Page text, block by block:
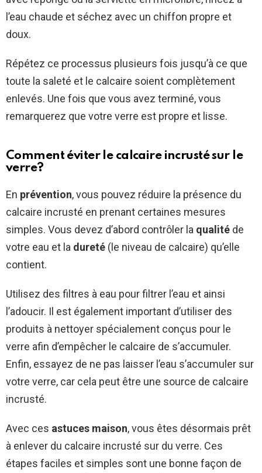
l’eau chaude et séchez avec un chiffon propre et
doux.
Répétez ce processus plusieurs fois jusqu’à ce que
toute la saleté et le calcaire soient complètement
enlevés. Une fois que vous avez terminé, vous
remarquerez que votre verre est propre et lisse.
Comment éviter le calcaire incrusté sur le
verre?
En prévention, vous pouvez réduire la présence du
calcaire incrusté en prenant certaines mesures
simples. Vous devez d’abord contrôler la qualité de
votre eau et la dureté (le niveau de calcaire) qu’elle
contient.
Utilisez des filtres à eau pour filtrer l’eau et ainsi
l’adoucir. Il est également important d’utiliser des
produits à nettoyer spécialement conçus pour le
verre afin d’empêcher le calcaire de s’accumuler.
Enfin, essayez de ne pas laisser l’eau s’accumuler sur
votre verre, car cela peut être une source de calcaire
incrusté.
Avec ces astuces maison, vous êtes désormais prêt
à enlever du calcaire incrusté sur du verre. Ces
étapes faciles et simples sont une bonne façon de